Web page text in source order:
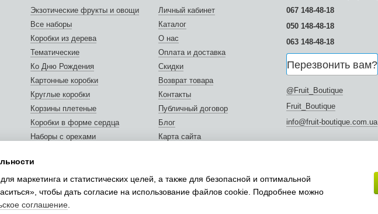
Экзотические фрукты и овощи
Все наборы
Коробки из дерева
Тематические
Ко Дню Рождения
Картонные коробки
Круглые коробки
Корзины плетеные
Коробки в форме сердца
Наборы с орехами
Открытки и сертификаты
Упаковка подарков
Личный кабинет
Каталог
О нас
Оплата и доставка
Скидки
Возврат товара
Контакты
Публичный договор
Блог
Карта сайта
Мы в соцсетях
067 148-48-18
050 148-48-18
063 148-48-18
Перезвонить вам?
@Fruit_Boutique
Fruit_Boutique
info@fruit-boutique.com.ua
маркетинга и статистических целей, а также для безопасной и оптимальной
чтобы дать согласие на использование файлов cookie. Подробнее можно
соглашение